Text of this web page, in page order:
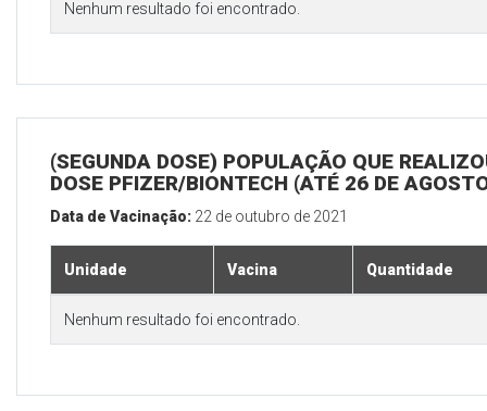
Nenhum resultado foi encontrado.
(SEGUNDA DOSE) POPULAÇÃO QUE
DOSE PFIZER/BIONTECH (ATÉ 26 DE
Data de Vacinação: 22 de outubro de 2021
Unidade Vacina Quantidade
Nenhum resultado foi encontrado.